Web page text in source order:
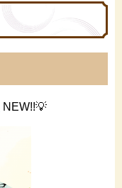
NEW!!💡